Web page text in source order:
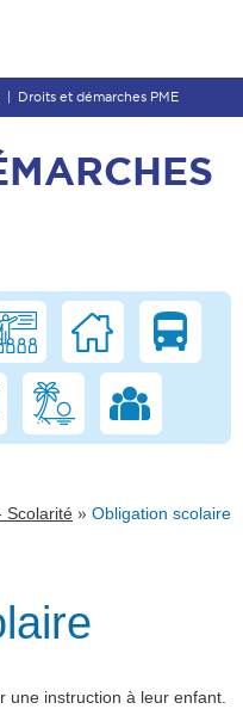
Droits et démarches PME
Scolarité » Obligation scolaire
une instruction à leur enfant.